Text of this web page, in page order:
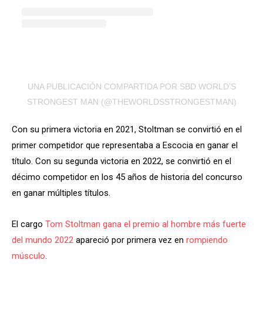
UNA PUBLICACIÓN COMPARTIDA POR SBD WORLD’S
STRONGEST MAN (@THEWORLDSSTRONGESTMAN)
Con su primera victoria en 2021, Stoltman se convirtió en el
primer competidor que representaba a Escocia en ganar el
título. Con su segunda victoria en 2022, se convirtió en el
décimo competidor en los 45 años de historia del concurso
en ganar múltiples títulos.
El cargo Tom Stoltman gana el premio al hombre más fuerte
del mundo 2022 apareció por primera vez en rompiendo
músculo.